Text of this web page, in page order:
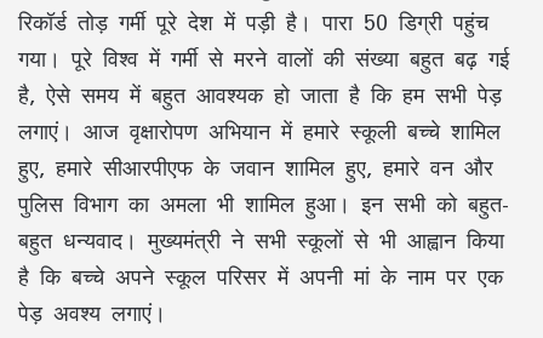
रिकॉर्ड तोड़ गर्मी पूरे देश में पड़ी है। पारा 50 डिग्री पहुंच
गया। पूरे विश्व में गर्मी से मरने वालों की संख्या बहुत बढ़ गई
है, ऐसे समय में बहुत आवश्यक हो जाता है कि हम सभी पेड़
लगाएं। आज वृक्षारोपण अभियान में हमारे स्कूली बच्चे शामिल
हुए, हमारे सीआरपीएफ के जवान शामिल हुए, हमारे वन और
पुलिस विभाग का अमला भी शामिल हुआ। इन सभी को बहुत-
बहुत धन्यवाद। मुख्यमंत्री ने सभी स्कूलों से भी आह्वान किया
है कि बच्चे अपने स्कूल परिसर में अपनी मां के नाम पर एक
पेड़ अवश्य लगाएं।